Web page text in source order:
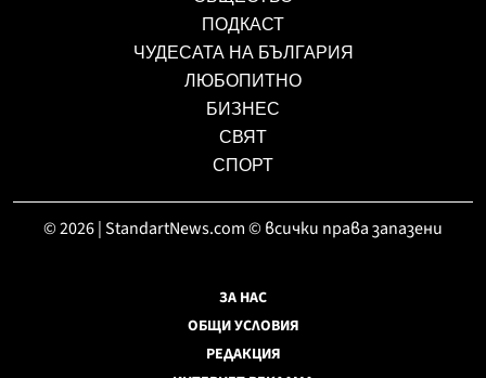
ПОДКАСТ
ЧУДЕСАТА НА БЪЛГАРИЯ
ЛЮБОПИТНО
БИЗНЕС
СВЯТ
СПОРТ
© 2026 | StandartNews.com © всички права запазени
ЗА НАС
ОБЩИ УСЛОВИЯ
РЕДАКЦИЯ